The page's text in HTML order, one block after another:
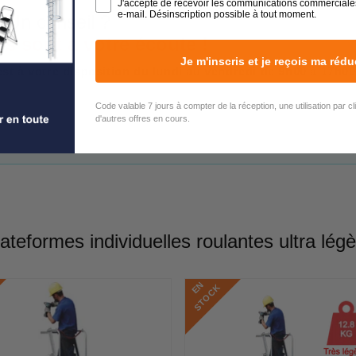
conseil ?
sont à votre écoute !
à votre disposition du lundi au vendredi de 9h00 à 17h00
individuelles roulantes ultra
E
N
S
T
O
C
K
J'accepte de recevoir les communications
e-mail. Désinscription possible à tout moment.
Je m'inscris et je reçois ma
Code valable 7 jours à compter de la réception, une utilisation par
d'autres offres en cours.